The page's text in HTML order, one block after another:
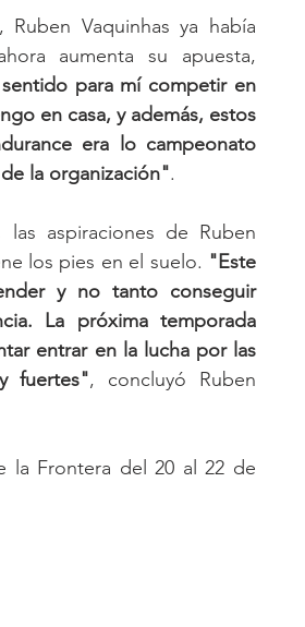
Vaquinhas ya había
aumenta su apuesta,
para mí competir en
en casa, y además, estos
era lo campeonato
la organización".
aspiraciones de Ruben
los pies en el suelo. "Este
y no tanto conseguir
La próxima temporada
entrar en la lucha por las
fuertes", concluyó Ruben
la Frontera del 20 al 22 de